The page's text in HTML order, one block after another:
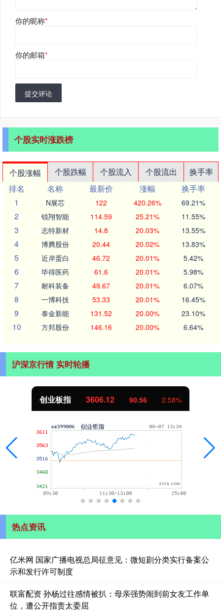
你的昵称*
你的邮箱*
提交评论
个股实时涨跌榜
个股涨幅 个股跌幅 个股流入 个股流出
换手率
排名
名称 最新价 涨幅
换手率
1
N展芯 122 420.26% 69.21%
2 锐翔智能 114.59 25.21% 11.55%
3 志特新材 14.8 20.03% 13.55%
4 博腾股份 20.44 20.02% 13.83%
5 近岸蛋白 46.72 20.01% 5.42%
6 毕得医药 61.6 20.01% 5.98%
7 耐科装备 49.67 20.01% 6.07%
8 一博科技 53.33 20.01% 16.45%
9 泰金新能 131.52 20.00% 23.10%
10 方邦股份 146.16 20.00% 6.64%
沪深京行情 实时轮播
创业板指 3606.12 90.56 2.58%
热点资讯
亿米网 国家广播电视总局征意见：微短剧分类实行备案公
示和发行许可制度
联富配资 孙杨过往感情被扒：母亲强势闹到前女友工作单
位，遭公开指责太委屈